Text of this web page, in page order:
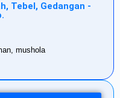
Tebel, Gedangan -
mushola